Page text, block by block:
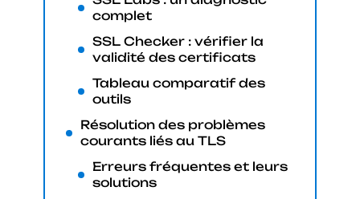
complet
SSL Checker : vérifier la
validité des certificats
Tableau comparatif des
outils
Résolution des problèmes
courants liés au TLS
Erreurs fréquentes et leurs
solutions